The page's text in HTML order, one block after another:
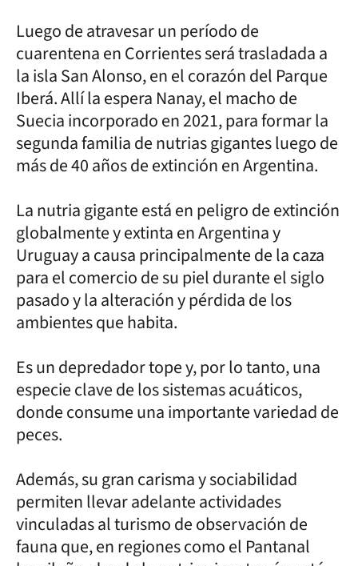
Luego de atravesar un período de
cuarentena en Corrientes será trasladada a
la isla San Alonso, en el corazón del Parque
Iberá. Allí la espera Nanay, el macho de
Suecia incorporado en 2021, para formar la
segunda familia de nutrias gigantes luego de
más de 40 años de extinción en Argentina.
La nutria gigante está en peligro de extinción
globalmente y extinta en Argentina y
Uruguay a causa principalmente de la caza
para el comercio de su piel durante el siglo
pasado y la alteración y pérdida de los
ambientes que habita.
Es un depredador tope y, por lo tanto, una
especie clave de los sistemas acuáticos,
donde consume una importante variedad de
peces.
Además, su gran carisma y sociabilidad
permiten llevar adelante actividades
vinculadas al turismo de observación de
fauna que, en regiones como el Pantanal